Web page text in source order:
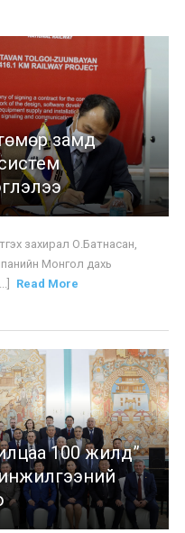
замд
захирал О.Батнасан,
Монгол дахь
Read More
100 жилд”